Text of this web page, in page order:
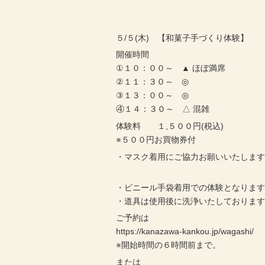
５/５(木) 【和菓子手づくり体験】
開催時間
①１０：００～ ▲ ほぼ満席
②１１：３０～ ◎
③１３：００～ ◎
④１４：３０～ △ 混雑
体験料 １,５００円(税込)
※５００円お買物券付
・マスク着用にご協力お願いいたします
・ビニール手袋着用での体験となります
・道具は使用後に洗浄いたしております
ご予約は
https://kanazawa-kankou.jp/wagashi/
※開始時間の６時間前まで。
または